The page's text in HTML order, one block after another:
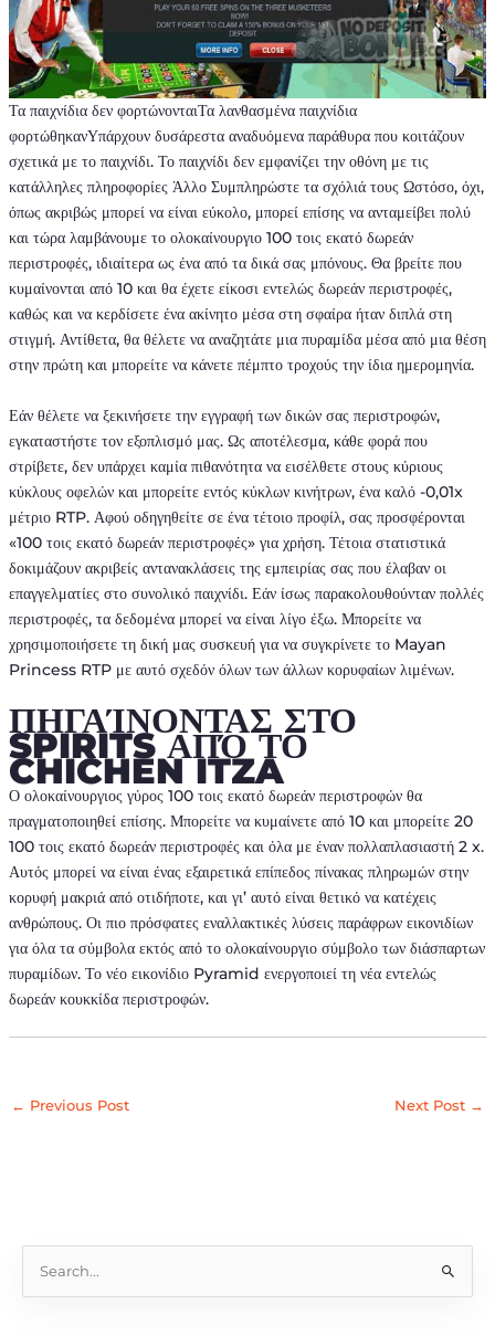
Τα παιχνίδια δεν φορτώνονταιΤα λανθασμένα παιχνίδια
φορτώθηκανΥπάρχουν δυσάρεστα αναδυόμενα παράθυρα που κοιτάζουν
σχετικά με το παιχνίδι. Το παιχνίδι δεν εμφανίζει την οθόνη με τις
κατάλληλες πληροφορίες Άλλο Συμπληρώστε τα σχόλιά τους Ωστόσο, όχι,
όπως ακριβώς μπορεί να είναι εύκολο, μπορεί επίσης να ανταμείβει πολύ
και τώρα λαμβάνουμε το ολοκαίνουργιο 100 τοις εκατό δωρεάν
περιστροφές, ιδιαίτερα ως ένα από τα δικά σας μπόνους. Θα βρείτε που
κυμαίνονται από 10 και θα έχετε είκοσι εντελώς δωρεάν περιστροφές,
καθώς και να κερδίσετε ένα ακίνητο μέσα στη σφαίρα ήταν διπλά στη
στιγμή. Αντίθετα, θα θέλετε να αναζητάτε μια πυραμίδα μέσα από μια θέση
στην πρώτη και μπορείτε να κάνετε πέμπτο τροχούς την ίδια ημερομηνία.
Εάν θέλετε να ξεκινήσετε την εγγραφή των δικών σας περιστροφών,
εγκαταστήστε τον εξοπλισμό μας. Ως αποτέλεσμα, κάθε φορά που
στρίβετε, δεν υπάρχει καμία πιθανότητα να εισέλθετε στους κύριους
κύκλους οφελών και μπορείτε εντός κύκλων κινήτρων, ένα καλό -0,01x
μέτριο RTP. Αφού οδηγηθείτε σε ένα τέτοιο προφίλ, σας προσφέρονται
«100 τοις εκατό δωρεάν περιστροφές» για χρήση. Τέτοια στατιστικά
δοκιμάζουν ακριβείς αντανακλάσεις της εμπειρίας σας που έλαβαν οι
επαγγελματίες στο συνολικό παιχνίδι. Εάν ίσως παρακολουθούνταν πολλές
περιστροφές, τα δεδομένα μπορεί να είναι λίγο έξω. Μπορείτε να
χρησιμοποιήσετε τη δική μας συσκευή για να συγκρίνετε το Mayan
Princess RTP με αυτό σχεδόν όλων των άλλων κορυφαίων λιμένων.
ΠΗΓΑΊΝΟΝΤΑΣ ΣΤΟ
SPIRITS ΑΠΌ ΤΟ
CHICHEN ITZA
Ο ολοκαίνουργιος γύρος 100 τοις εκατό δωρεάν περιστροφών θα
πραγματοποιηθεί επίσης. Μπορείτε να κυμαίνετε από 10 και μπορείτε 20
100 τοις εκατό δωρεάν περιστροφές και όλα με έναν πολλαπλασιαστή 2 x.
Αυτός μπορεί να είναι ένας εξαιρετικά επίπεδος πίνακας πληρωμών στην
κορυφή μακριά από οτιδήποτε, και γι’ αυτό είναι θετικό να κατέχεις
ανθρώπους. Οι πιο πρόσφατες εναλλακτικές λύσεις παράφρων εικονιδίων
για όλα τα σύμβολα εκτός από το ολοκαίνουργιο σύμβολο των διάσπαρτων
πυραμίδων. Το νέο εικονίδιο Pyramid ενεργοποιεί τη νέα εντελώς
δωρεάν κουκκίδα περιστροφών.
← Previous Post Next Post →